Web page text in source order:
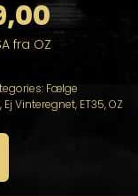
fra OZ
Fælge
, Ej Vinteregnet, ET35,OZ